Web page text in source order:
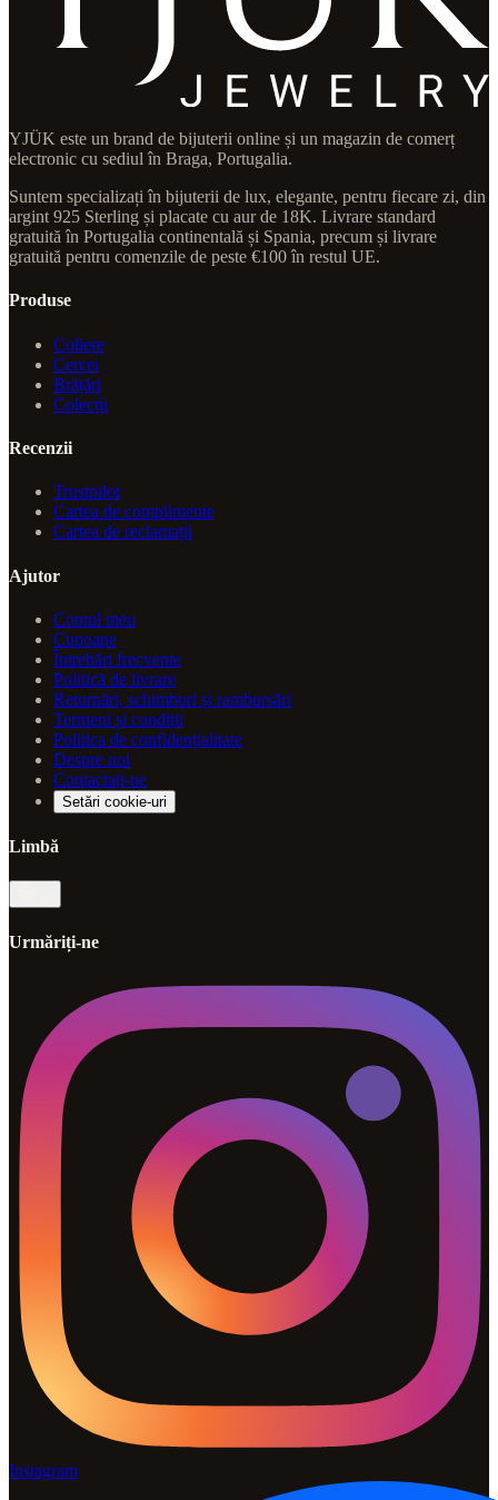
YJÜK este un brand de bijuterii online și un magazin de comerț
electronic cu sediul în Braga, Portugalia.
Suntem specializați în bijuterii de lux, elegante, pentru fiecare zi, din
argint 925 Sterling și placate cu aur de 18K. Livrare standard
gratuită în Portugalia continentală și Spania, precum și livrare
gratuită pentru comenzile de peste €100 în restul UE.
Produse
Coliere
Cercei
Brățări
Colecții
Recenzii
Trustpilot
Cartea de complimente
Cartea de reclamații
Ajutor
Contul meu
Cupoane
Întrebări frecvente
Politică de livrare
Returnări, schimburi și rambursări
Termeni și condiții
Politica de confidențialitate
Despre noi
Contactați-ne
Setări cookie-uri
Limbă
Urmăriți-ne
Instagram